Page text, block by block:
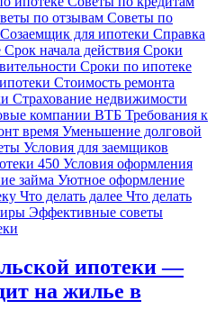
по отзывам Советы по
Созаемщик для ипотеки Справка
Срок начала действия Сроки
Сроки по ипотеке
Стоимость ремонта
Страхование недвижимости
компании ВТБ Требования к
время Уменьшение долговой
Условия для заемщиков
450 Условия оформления
займа Уютное оформление
Что делать далее Что делать
Эффективные советы
ипотеки —
на жилье в